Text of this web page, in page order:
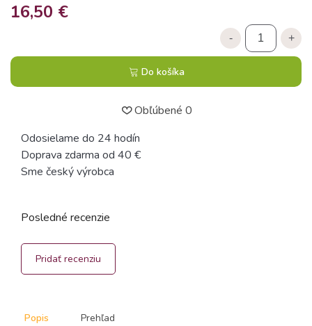
16,50 €
- +
Do košíka
Obľúbené 0
Odosielame do 24 hodín
Doprava zdarma od 40 €
Sme český výrobca
Popis Prehľad
Posledné recenzie
Pridať recenziu